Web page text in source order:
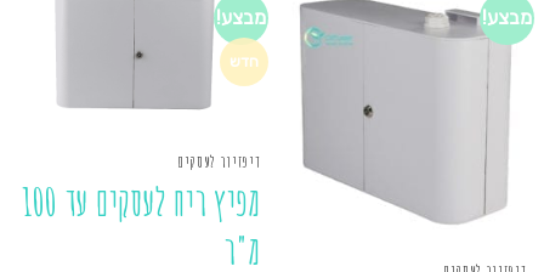
מבצע! מבצע!
חדש
דיפזיור לעסקים
מפיץ ריח לעסקים עד 100
מ"ר